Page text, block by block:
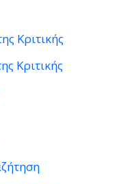
Κριτικής
Κριτικής